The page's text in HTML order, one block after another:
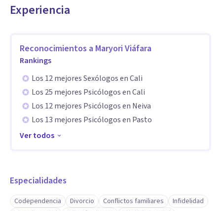
alegre — hace que hablar de lo más íntimo se sienta menos
Postergar el malestar agota. El miedo a empezar terapia
intentaste sin acompañamiento y no funcionó, quizás es
momento de hacerlo diferente. Podemos tener una primera
sesión para conocernos y ver si puedo ayudarte.
Experiencia
Reconocimientos a Maryori Viáfara
Rankings
Los 12 mejores Sexólogos en Cali
Los 25 mejores Psicólogos en Cali
Los 12 mejores Psicólogos en Neiva
Los 13 mejores Psicólogos en Pasto
Ver todos
Especialidades
Codependencia Divorcio Conflictos familiares
Infidelidad